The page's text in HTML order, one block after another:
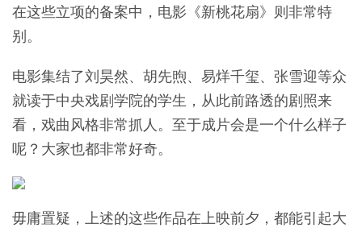
在这些立项的备案中，电影《新桃花扇》则非常特
别。
电影集结了刘昊然、胡先煦、易烊千玺、张雪迎等众
就读于中央戏剧学院的学生，从此前路透的剧照来
看，戏曲风格非常抓人。至于成片会是一个什么样子
呢？大家也都非常好奇。
毋庸置疑，上述的这些作品在上映前夕，都能引起大